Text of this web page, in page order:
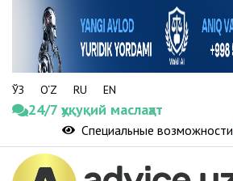
ЎЗ O‘Z RU EN
24/7 ҳуқуқий маслаҳат
Специальные возможности